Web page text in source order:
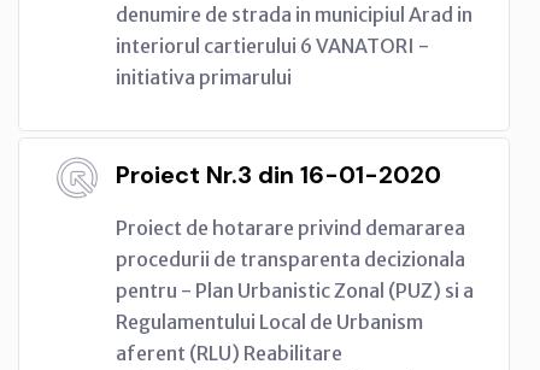
denumire de strada in municipiul Arad in
interiorul cartierului 6 VANATORI -
initiativa primarului
Proiect Nr.3 din 16-01-2020
Proiect de hotarare privind demararea
procedurii de transparenta decizionala
pentru - Plan Urbanistic Zonal (PUZ) si a
Regulamentului Local de Urbanism
aferent (RLU) Reabilitare